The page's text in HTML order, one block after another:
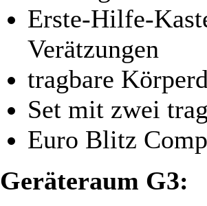
Erste-Hilfe-
Verätzungen
tragbare
Set mit zwei
Euro Blitz
Geräteraum G3: